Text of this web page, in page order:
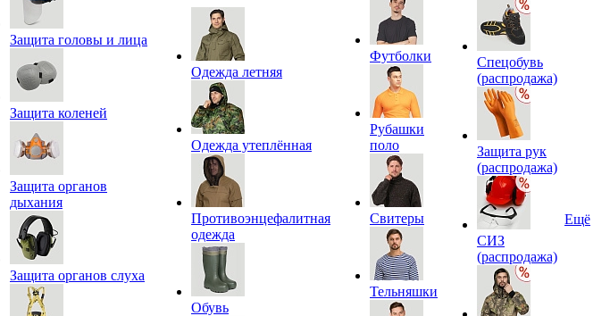
Защита головы и лица
Защита коленей
Защита органов
дыхания
Защита органов слуха
Одежда летняя
Одежда утеплённая
Противоэнцефалитная
одежда
Обувь
Футболки
Рубашки
поло
Свитеры
Тельняшки
Спецобувь
(распродажа)
Защита рук
(распродажа)
СИЗ
(распродажа)
Ещё